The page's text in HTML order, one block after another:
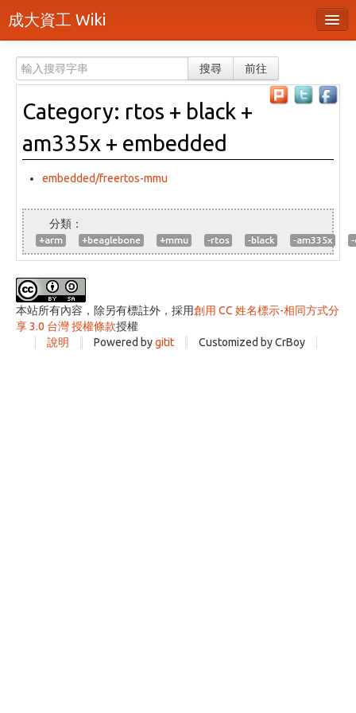
成大資工 Wiki
分類
隨機頁面
最近活動
上傳檔案
登入 / 註冊帳號
搜尋 前往
Category: rtos + black +
am335x + embedded
embedded/freertos-mmu
+arm +beaglebone +mmu -rtos -black -am335x -
本站所有內容，除另有標註外，採用創用 CC 姓名標示-相同方式分
享 3.0 台灣 授權條款授權
說明
Powered bygitit Customized by CrBoy